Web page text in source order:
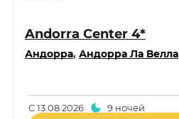
Andorra Center 4*
Андорра, Андорра Ла Велла
С13.08.2026 9 ночей